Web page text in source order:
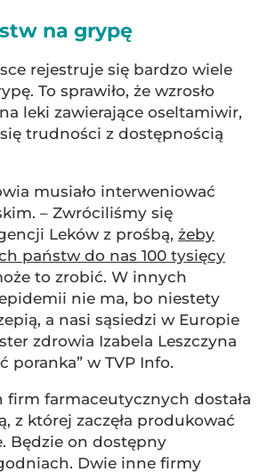
na grypę
rejestruje się bardzo wiele
To sprawiło, że wzrosło
leki zawierające oseltamiwir,
trudności z dostępnością
musiało interweniować
– Zwróciliśmy się
Leków z prośbą, żeby
państw do nas 100 tysięcy
to zrobić. W innych
nie ma, bo niestety
a nasi sąsiedzi w Europie
zdrowia Izabela Leszczyna
poranka” w TVP Info.
firm farmaceutycznych dostała
z której zaczęła produkować
Będzie on dostępny
Dwie inne firmy